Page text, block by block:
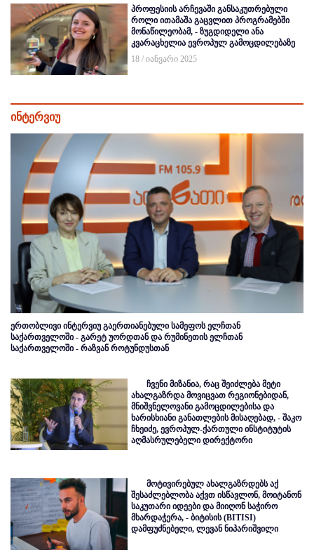
პროფესიის არჩევაში განსაკუთრებული
როლი ითამაშა გაცვლით პროგრამებში
მონაწილეობამ, - ზუგდიდელი ანა
კვარაცხელია ევროპულ გამოცდილებაზე
18 / იანვარი 2025
ინტერვიუ
ერთობლივი ინტერვიუ გაერთიანებული სამეფოს ელჩთან
საქართველოში - გარეტ უორდთან და რუმინეთის ელჩთან
საქართველოში - რაზვან როტუნდუსთან
ჩვენი მიზანია, რაც შეიძლება მეტი
ახალგაზრდა მოვიცვათ რეგიონებიდან,
მნიშვნელოვანი გამოცდილებისა და
ხარისხიანი განათლების მისაღებად, - შაკო
ჩხეიძე, ევროპულ-ქართული ინსტიტუტის
აღმასრულებელი დირექტორი
მოტივირებულ ახალგაზრდებს აქ
შესაძლებლობა აქვთ ისწავლონ, მოიტანონ
საკუთარი იდეები და მიიღონ საჭირო
მხარდაჭერა, - ბიტისის (BITISI)
დამფუძნებელი, ლევან ნიპარიშვილი